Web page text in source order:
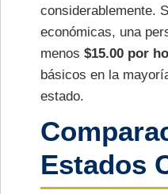
considerablemente.
económicas, una
menos $15.00 por
básicos en la
estado.
Estados